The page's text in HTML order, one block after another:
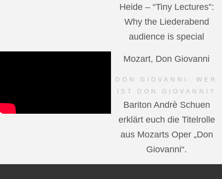
Heide – “Tiny Lectures”:
Why the Liederabend
audience is special
Mozart, Don Giovanni
DON GIOVANNI: WER
IST DON GIOVANNI?
Bariton Andrè Schuen
erklärt euch die Titelrolle
aus Mozarts Oper „Don
Giovanni“.